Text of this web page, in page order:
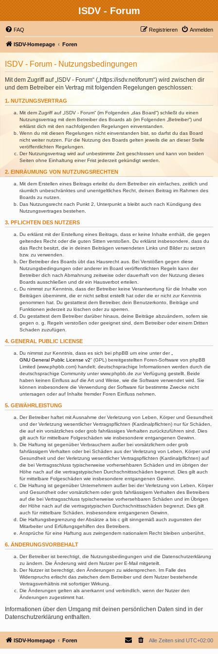
ISDV - Forum
FAQ Anmelden
Registrieren
ISDV-Homepage Foren
ISDV - Forum - Nutzungsbedingungen
Mit dem Zugriff auf „ISDV - Forum“ („https://isdv.net/forum“) wird zwischen dir
und dem Betreiber ein Vertrag mit folgenden Regelungen geschlossen:
1. NUTZUNGSVERTRAG
Mit dem Zugriff auf „ISDV - Forum“ (im Folgenden „das Board“) schließt du einen
Nutzungsvertrag mit dem Betreiber des Boards ab (im Folgenden „Betreiber“) und
erklärst dich mit den nachfolgenden Regelungen einverstanden.
Wenn du mit diesen Regelungen nicht einverstanden bist, so darfst du das Board
nicht weiter nutzen. Für die Nutzung des Boards gelten jeweils die an dieser Stelle
veröffentlichten Regelungen.
Der Nutzungsvertrag wird auf unbestimmte Zeit geschlossen und kann von beiden
Seiten ohne Einhaltung einer Frist jederzeit gekündigt werden.
2. EINRÄUMUNG VON NUTZUNGSRECHTEN
Mit dem Erstellen eines Beitrags erteilst du dem Betreiber ein einfaches, zeitlich und
räumlich unbeschränktes und unentgeltliches Recht, deinen Beitrag im Rahmen des
Boards zu nutzen.
Das Nutzungsrecht nach Punkt 2, Unterpunkt a bleibt auch nach Kündigung des
Nutzungsvertrages bestehen.
3. PFLICHTEN DES NUTZERS
Du erklärst mit der Erstellung eines Beitrags, dass er keine Inhalte enthält, die gegen
geltendes Recht oder die guten Sitten verstoßen. Du erklärst insbesondere, dass du
das Recht besitzt, die in deinen Beiträgen verwendeten Links und Bilder zu setzen
bzw. zu verwenden.
Der Betreiber des Boards übt das Hausrecht aus. Bei Verstößen gegen diese
Nutzungsbedingungen oder anderer im Board veröffentlichten Regeln kann der
Betreiber dich nach Abmahnung zeitweise oder dauerhaft von der Nutzung dieses
Boards ausschließen und dir ein Hausverbot erteilen.
Du nimmst zur Kenntnis, dass der Betreiber keine Verantwortung für die Inhalte von
Beiträgen übernimmt, die er nicht selbst erstellt hat oder die er nicht zur Kenntnis
genommen hat. Du gestattest dem Betreiber, dein Benutzerkonto, Beiträge und
Funktionen jederzeit zu löschen oder zu sperren.
Du gestattest dem Betreiber darüber hinaus, deine Beiträge abzuändern, sofern sie
gegen o. g. Regeln verstoßen oder geeignet sind, dem Betreiber oder einem Dritten
Schaden zuzufügen.
4. GENERAL PUBLIC LICENSE
Du nimmst zur Kenntnis, dass es sich bei phpBB um eine unter der „
GNU General Public License v2“ (GPL) bereitgestellten Foren-Software von phpBB
Limited (www.phpbb.com) handelt; deutschsprachige Informationen werden durch die
deutschsprachige Community unter www.phpbb.de zur Verfügung gestellt. Beide
haben keinen Einfluss auf die Art und Weise, wie die Software verwendet wird. Sie
können insbesondere die Verwendung der Software für bestimmte Zwecke nicht
untersagen oder auf Inhalte fremder Foren Einfluss nehmen.
5. GEWÄHRLEISTUNG
Der Betreiber haftet mit Ausnahme der Verletzung von Leben, Körper und Gesundheit
und der Verletzung wesentlicher Vertragspflichten (Kardinalpflichten) nur für Schäden,
die auf ein vorsätzliches oder grob fahrlässiges Verhalten zurückzuführen sind. Dies
gilt auch für mittelbare Folgeschäden wie insbesondere entgangenen Gewinn.
Die Haftung ist gegenüber Verbrauchern außer bei vorsätzlichem oder grob
fahrlässigem Verhalten oder bei Schäden aus der Verletzung von Leben, Körper und
Gesundheit und der Verletzung wesentlicher Vertragspflichten (Kardinalpflichten) auf
die bei Vertragsschluss typischerweise vorhersehbaren Schäden und im übrigen der
Höhe nach auf die vertragstypischen Durchschnittsschäden begrenzt. Dies gilt auch
für mittelbare Folgeschäden wie insbesondere entgangenen Gewinn.
Die Haftung ist gegenüber Unternehmern außer bei der Verletzung von Leben, Körper
und Gesundheit oder vorsätzlichem oder grob fahrlässigem Verhalten des Betreibers
auf die bei Vertragsschluss typischerweise vorhersehbaren Schäden und im Übrigen
der Höhe nach auf die vertragstypischen Durchschnittsschäden begrenzt. Dies gilt
auch für mittelbare Schäden, insbesondere entgangenen Gewinn.
Die Haftungsbegrenzung der Absätze a bis c gilt sinngemäß auch zugunsten der
Mitarbeiter und Erfüllungsgehilfen des Betreibers.
Ansprüche für eine Haftung aus zwingendem nationalem Recht bleiben unberührt.
6. ÄNDERUNGSVORBEHALT
Der Betreiber ist berechtigt, die Nutzungsbedingungen und die Datenschutzerklärung
zu ändern. Die Änderung wird dem Nutzer per E-Mail mitgeteilt.
Der Nutzer ist berechtigt, den Änderungen zu widersprechen. Im Falle des
Widerspruchs erlischt das zwischen dem Betreiber und dem Nutzer bestehende
Vertragsverhältnis mit sofortiger Wirkung.
Die Änderungen gelten als anerkannt und verbindlich, wenn der Nutzer den
Änderungen zugestimmt hat.
Informationen über den Umgang mit deinen persönlichen Daten sind in der
Datenschutzerklärung enthalten.
ISDV-Homepage Foren Alle Zeiten sind UTC+02:00